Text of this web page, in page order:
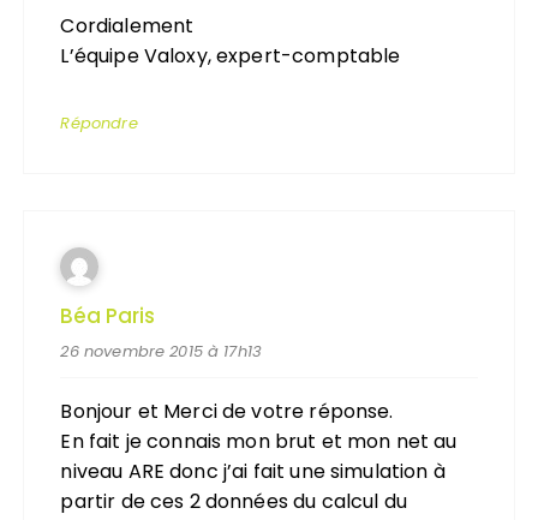
Cordialement
L’équipe Valoxy, expert-comptable
Répondre
Béa Paris
26 novembre 2015 à 17h13
Bonjour et Merci de votre réponse.
En fait je connais mon brut et mon net au
niveau ARE donc j’ai fait une simulation à
partir de ces 2 données du calcul du